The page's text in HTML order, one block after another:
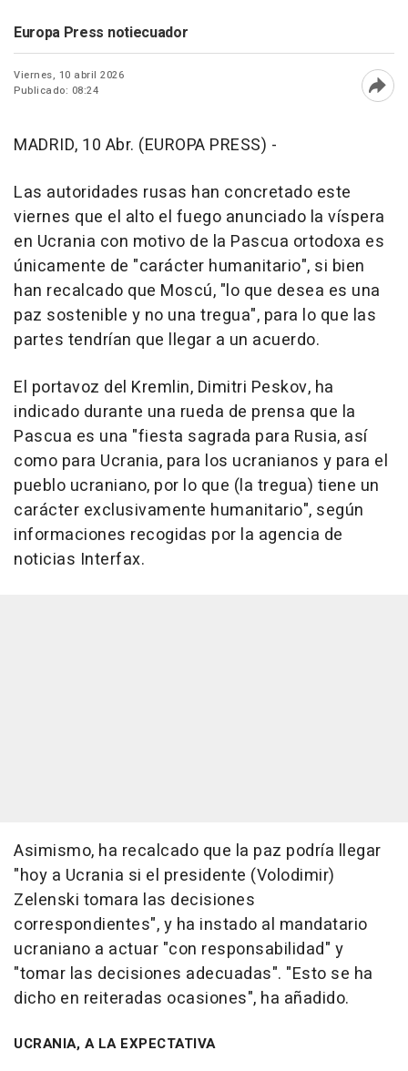
Europa Press notiecuador
Viernes, 10 abril 2026
Publicado: 08:24
MADRID, 10 Abr. (EUROPA PRESS) -
Las autoridades rusas han concretado este
viernes que el alto el fuego anunciado la víspera
en Ucrania con motivo de la Pascua ortodoxa es
únicamente de "carácter humanitario", si bien
han recalcado que Moscú, "lo que desea es una
paz sostenible y no una tregua", para lo que las
partes tendrían que llegar a un acuerdo.
El portavoz del Kremlin, Dimitri Peskov, ha
indicado durante una rueda de prensa que la
Pascua es una "fiesta sagrada para Rusia, así
como para Ucrania, para los ucranianos y para el
pueblo ucraniano, por lo que (la tregua) tiene un
carácter exclusivamente humanitario", según
informaciones recogidas por la agencia de
noticias Interfax.
Asimismo, ha recalcado que la paz podría llegar
"hoy a Ucrania si el presidente (Volodimir)
Zelenski tomara las decisiones
correspondientes", y ha instado al mandatario
ucraniano a actuar "con responsabilidad" y
"tomar las decisiones adecuadas". "Esto se ha
dicho en reiteradas ocasiones", ha añadido.
UCRANIA, A LA EXPECTATIVA